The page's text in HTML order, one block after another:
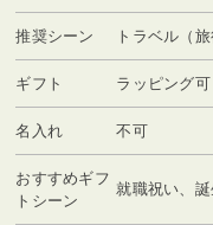
推奨シーン トラベル（
ギフト ラッピング可
名入れ 不可
おすすめギフ
トシーン
就職祝い、